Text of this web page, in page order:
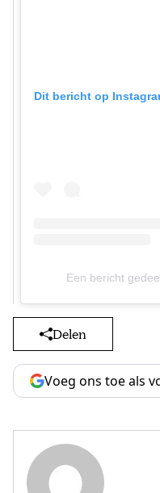
Dit bericht op
Een bericht
Delen
Voeg ons toe als